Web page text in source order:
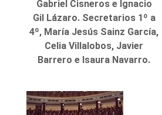
Gabriel Cisneros e Ignacio
Gil Lázaro. Secretarios 1º a
4º, María Jesús Sainz García,
Celia Villalobos, Javier
Barrero e Isaura Navarro.